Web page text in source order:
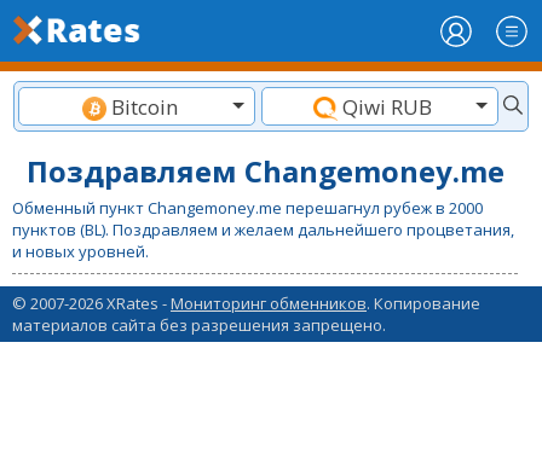
Bitcoin Qiwi RUB
Поздравляем Changemoney.me
Обменный пункт Changemoney.me перешагнул рубеж в 2000
пунктов (BL). Поздравляем и желаем дальнейшего процветания,
и новых уровней.
© 2007-2026 XRates -Мониторинг обменников. Копирование
материалов сайта без разрешения запрещено.